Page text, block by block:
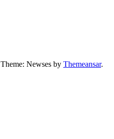
Theme: Newses by Themeansar.